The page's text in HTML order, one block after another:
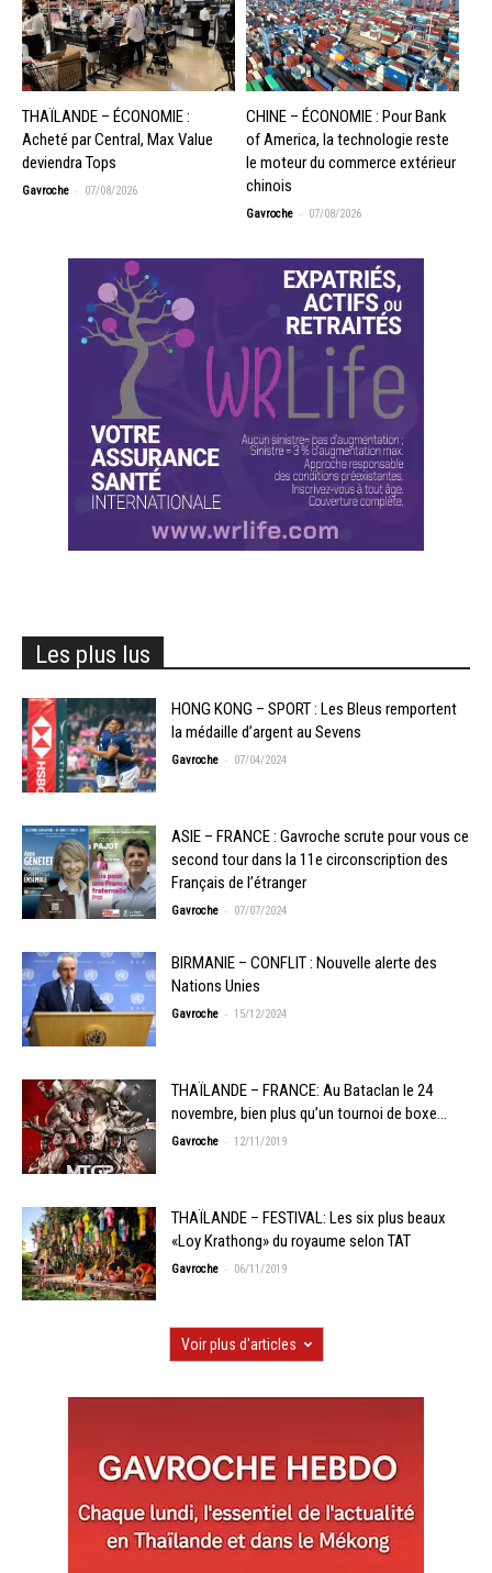
THAÏLANDE – ÉCONOMIE :
Acheté par Central, Max Value
deviendra Tops
Gavroche - 07/08/2026
CHINE – ÉCONOMIE : Pour Bank
of America, la technologie reste
le moteur du commerce extérieur
chinois
Gavroche - 07/08/2026
Les plus lus
HONG KONG – SPORT : Les Bleus remportent
la médaille d’argent au Sevens
Gavroche - 07/04/2024
ASIE – FRANCE : Gavroche scrute pour vous ce
second tour dans la 11e circonscription des
Français de l’étranger
Gavroche - 07/07/2024
BIRMANIE – CONFLIT : Nouvelle alerte des
Nations Unies
Gavroche - 15/12/2024
THAÏLANDE – FRANCE: Au Bataclan le 24
novembre, bien plus qu’un tournoi de boxe…
Gavroche - 12/11/2019
THAÏLANDE – FESTIVAL: Les six plus beaux
«Loy Krathong» du royaume selon TAT
Gavroche - 06/11/2019
Voir plus d'articles